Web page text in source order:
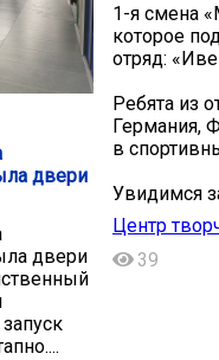
двери
двери
1-я смена
которое
отряд:
Ребята из
Германия,
в
Увидимся
Центр
39